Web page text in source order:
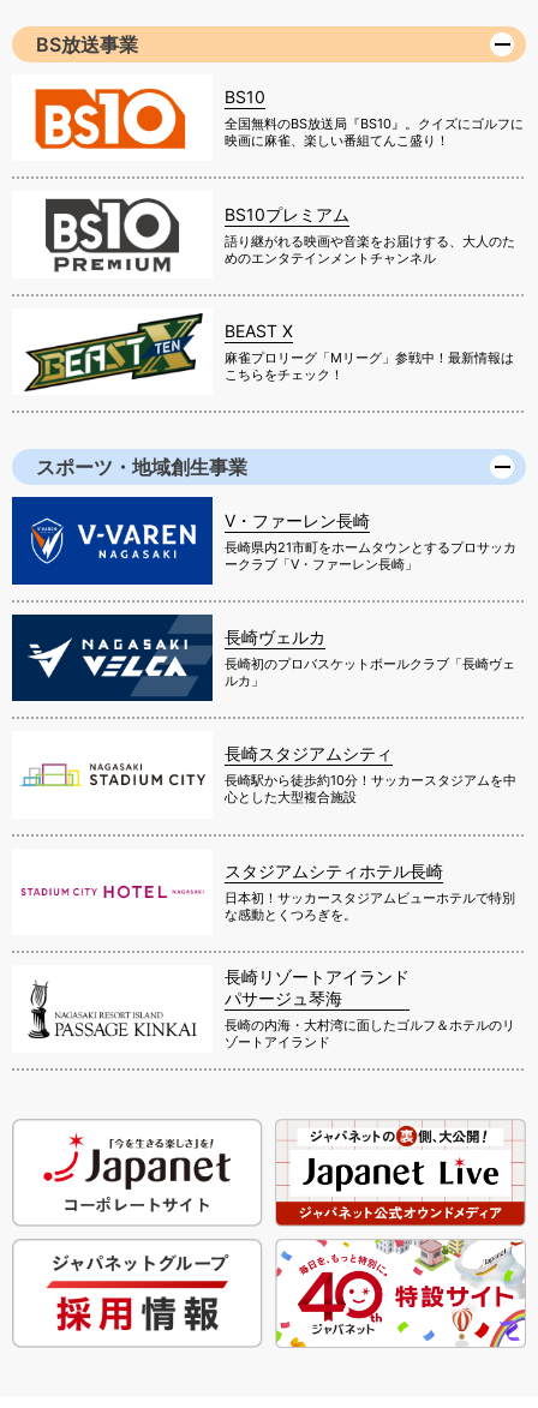
BS放送事業
BS10
全国無料のBS放送局『BS10』。クイズにゴルフに
映画に麻雀、楽しい番組てんこ盛り！
BS10プレミアム
語り継がれる映画や音楽をお届けする、大人のた
めのエンタテインメントチャンネル
BEAST X
麻雀プロリーグ「Mリーグ」参戦中！最新情報は
こちらをチェック！
スポーツ・地域創生事業
V・ファーレン長崎
長崎県内21市町をホームタウンとするプロサッカ
ークラブ「V・ファーレン長崎」
長崎ヴェルカ
長崎初のプロバスケットボールクラブ「長崎ヴェ
ルカ」
長崎スタジアムシティ
長崎駅から徒歩約10分！サッカースタジアムを中
心とした大型複合施設
スタジアムシティホテル長崎
日本初！サッカースタジアムビューホテルで特別
な感動とくつろぎを。
長崎リゾートアイランド
パサージュ琴海
長崎の内海・大村湾に面したゴルフ＆ホテルのリ
ゾートアイランド